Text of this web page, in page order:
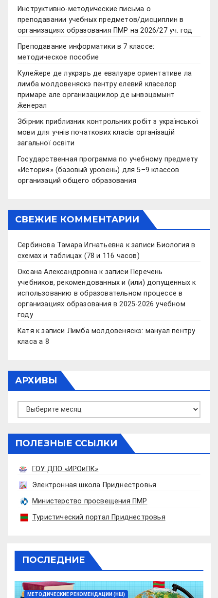
Инструктивно-методические письма о
преподавании учебных предметов/дисциплин в
организациях образования ПМР на 2026/27 уч. год
Преподавание информатики в 7 классе:
методическое пособие
Кулеӂере де лукрэрь де евалуаре ориентативе ла
лимба молдовеняскэ пентру елевий класелор
примаре але организациилор де ынвэцэмынт
ӂенерал
Збірник приблизних контрольних робіт з української
мови для учнів початкових класів організацій
загальної освіти
Государственная программа по учебному предмету
«История» (базовый уровень) для 5–9 классов
организаций общего образования
СВЕЖИЕ КОММЕНТАРИИ
Сербинова Тамара Игнатьевна к записи Биология в
схемах и таблицах (78 и 116 часов)
Оксана Александровна к записи Перечень
учебников, рекомендованных и (или) допущенных к
использованию в образовательном процессе в
организациях образования в 2025-2026 учебном
году
Катя к записи Лимба молдовеняскэ: мануал пентру
класа а 8
АРХИВЫ
Архивы
ПОЛЕЗНЫЕ ССЫЛКИ
ГОУ ДПО «ИРОиПК»
Электронная школа Приднестровья
Министерство просвещения ПМР
Туристический портал Приднестровья
ПОСЛЕДНИЕ
МЕТОДИЧЕСКИЕ РЕКОМЕНДАЦИИ (НШ)